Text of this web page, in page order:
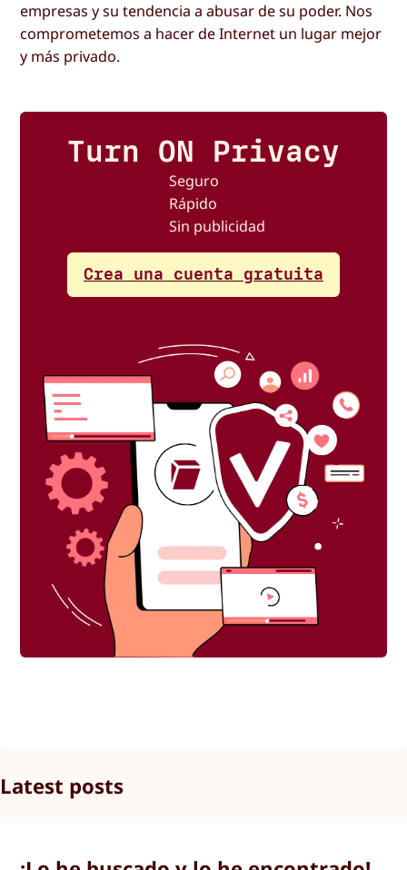
empresas y su tendencia a abusar de su poder. Nos
comprometemos a hacer de Internet un lugar mejor
y más privado.
Turn ON Privacy
Seguro
Rápido
Sin publicidad
Crea una cuenta gratuita
Latest posts